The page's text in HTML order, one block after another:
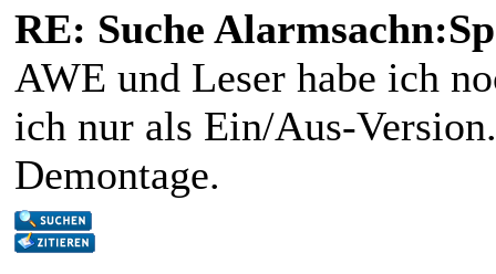
RE: Suche
AWE und Leser habe ich
ich nur als Ein/Aus-
Demontage.